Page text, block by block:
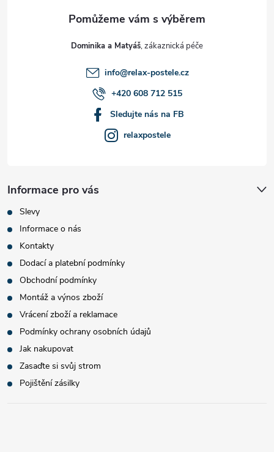
Dominika a Matyáš
info@relax-postele.cz
+420 608 712 515
Sledujte nás na FB
relaxpostele
Informace pro vás
Slevy
Informace o nás
Kontakty
Dodací a platební podmínky
Obchodní podmínky
Montáž a výnos zboží
Vrácení zboží a reklamace
Podmínky ochrany osobních údajů
Jak nakupovat
Zasaďte si svůj strom
Pojištění zásilky